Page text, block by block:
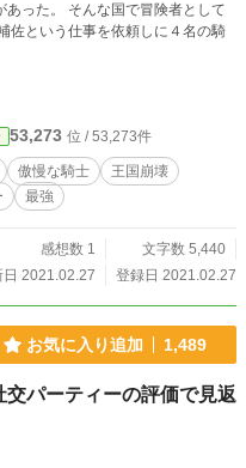
った。 そんな国で冒険者として
佐という仕事を依頼しに４名の騎
53,273 位 / 53,273件
傲慢な騎士
王国崩壊
最強
感想数 1
文字数 5,440
日 2021.02.27
登録日 2021.02.27
お気に入り追加 1,489
パーティーの評価で見返